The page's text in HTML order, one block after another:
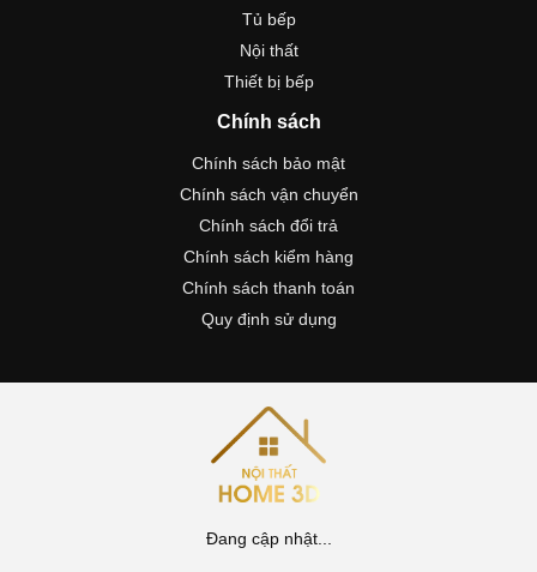
Tủ bếp
Nội thất
Thiết bị bếp
Chính sách
Chính sách bảo mật
Chính sách vận chuyển
Chính sách đổi trả
Chính sách kiểm hàng
Chính sách thanh toán
Quy định sử dụng
Đang cập nhật...